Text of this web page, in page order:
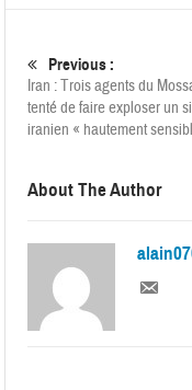
Previous :
Iran : Trois agents du
tenté de faire exploser un
iranien « hautement
About The Author